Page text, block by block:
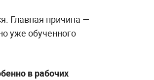
Главная причина —
уже обученного
в рабочих